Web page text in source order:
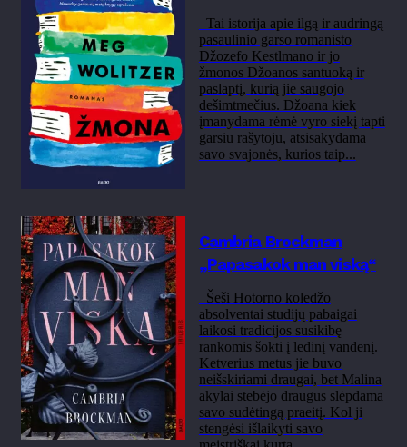
Tai istorija apie ilgą ir audringą
pasaulinio garso romanisto
Džozefo Kestlmano ir jo
žmonos Džoanos santuoką ir
paslaptį, kurią jie saugojo
dešimtmečius. Džoana kiek
įmanydama rėmė vyro siekį tapti
garsiu rašytoju, atsisakydama
savo svajonės, kurios taip...
Cambria Brockman
„Papasakok man viską“
Šeši Hotorno koledžo
absolventai studijų pabaigai
laikosi tradicijos susikibę
rankomis šokti į ledinį vandenį.
Ketverius metus jie buvo
neišskiriami draugai, bet Malina
akylai stebėjo draugus slėpdama
savo sudėtingą praeitį. Kol ji
stengėsi išlaikyti savo